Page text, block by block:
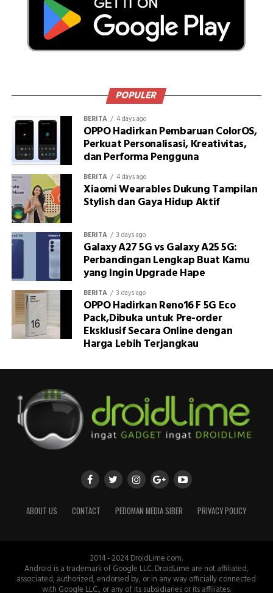
POPULER
BERITA 4 days ago
OPPO Hadirkan Pembaruan ColorOS,
Perkuat Personalisasi, Kreativitas,
dan Performa Pengguna
BERITA 4 days ago
Xiaomi Wearables Dukung Tampilan
Stylish dan Gaya Hidup Aktif
BERITA 3 days ago
Galaxy A27 5G vs Galaxy A25 5G:
Perbandingan Lengkap Buat Kamu
yang Ingin Upgrade Hape
BERITA 3 days ago
OPPO Hadirkan Reno16 F 5G Eco
Pack,Dibuka untuk Pre-order
Eksklusif Secara Online dengan
Harga Lebih Terjangkau
ABOUT US CONTACT PEDOMAN MEDIA SIBER PRIVACY POLICY
2014 - 2024 DroidLime.com.
Android is a trademark of Google LLC. DroidLime are not affiliated,
associated, authorized, endorsed by, or in any way officially connected
with Google LLC., or any of its subsidiaries or its affiliates.